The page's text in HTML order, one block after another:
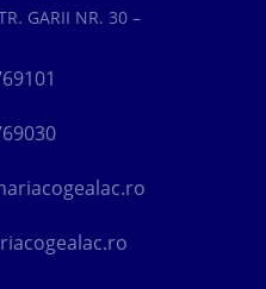
GARII NR. 30 –